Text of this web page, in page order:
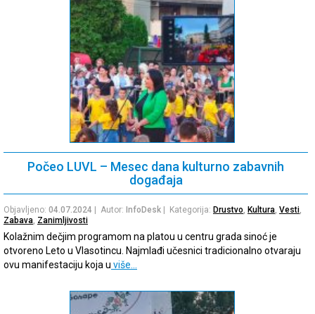
Počeo LUVL – Mesec dana kulturno zabavnih
događaja
Objavljeno: 04.07.2024 | Autor: InfoDesk | Kategorija: Drustvo, Kultura, Vesti,
Zabava, Zanimljivosti
Kolažnim dečjim programom na platou u centru grada sinoć je
otvoreno Leto u Vlasotincu. Najmlađi učesnici tradicionalno otvaraju
ovu manifestaciju koja u više…